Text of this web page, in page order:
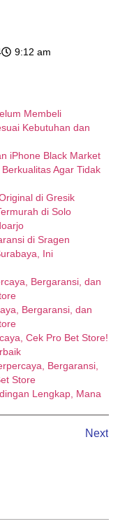
9:12 am
Membeli
Kebutuhan dan
iPhone Black Market
Agar Tidak
di Gresik
di Solo
di Sragen
Ini
Bergaransi, dan
Bergaransi, dan
Cek Pro Bet Store!
Bergaransi,
Store
Lengkap, Mana
Next